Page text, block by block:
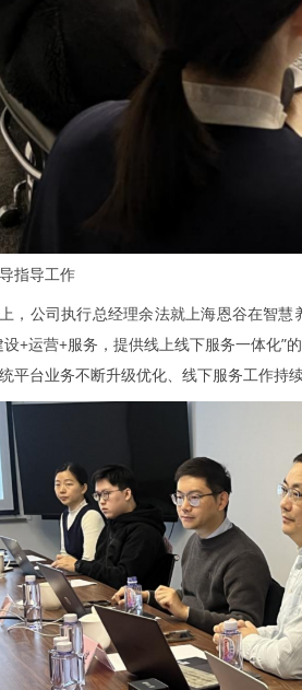
指导工作
，公司执行总经理余法就上海恩谷在智
设+运营+服务，提供线上线下服务一体化
平台业务不断升级优化、线下服务工作持